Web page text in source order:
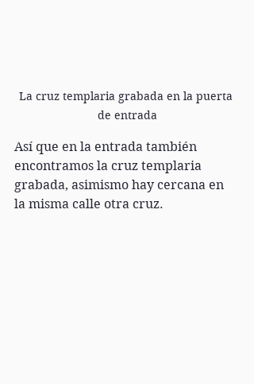
La cruz templaria grabada en la puerta
de entrada
Así que en la entrada también
encontramos la cruz templaria
grabada, asimismo hay cercana en
la misma calle otra cruz.